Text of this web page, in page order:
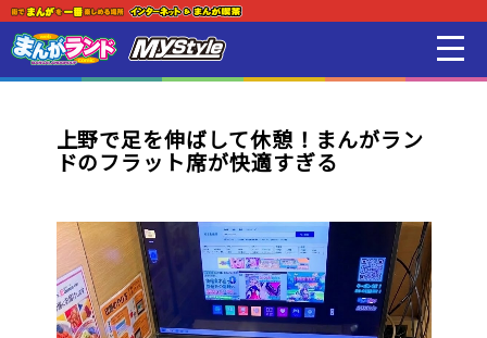
スマホアプリ紹介
オンラインゲーム
新着・オススメ情報
上野で足を伸ばして休憩！まんがラン
ドのフラット席が快適すぎる